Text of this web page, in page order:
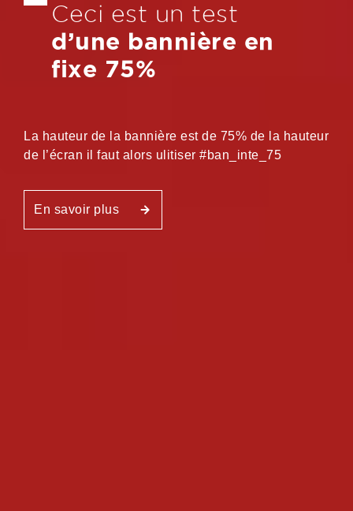
Ceci est un test
d’une bannière en
fixe 75%
La hauteur de la bannière est de 75% de la hauteur
de l’écran il faut alors ulitiser #ban_inte_75
En savoir plus